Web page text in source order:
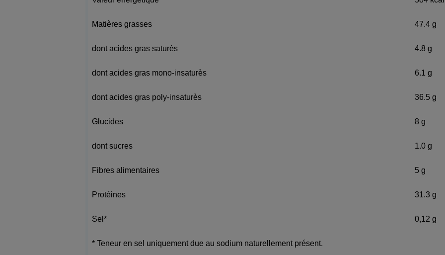
Matières grasses 47.4 g
dont acides gras saturès 4.8 g
dont acides gras mono-insaturès 6.1 g
dont acides gras poly-insaturès 36.5 g
Glucides 8 g
dont sucres 1.0 g
Fibres alimentaires 5 g
Protéines 31.3 g
Sel* 0,12 g
* Teneur en sel uniquement due au sodium naturellement présent.